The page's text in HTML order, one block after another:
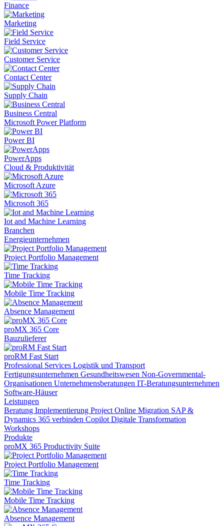
Finance
Marketing
Field Service
Customer Service
Contact Center
Supply Chain
Business Central
Microsoft Power Platform
Power BI
PowerApps
Cloud & Produktivität
Microsoft Azure
Microsoft 365
Iot and Machine Learning
Branchen
Energieunternehmen
Project Portfolio Management
Time Tracking
Mobile Time Tracking
Absence Management
proMX 365 Core
Bauzulieferer
proRM Fast Start
Professional Services Logistik und Transport
Fertigungsunternehmen Gesundheitswesen Non-Governmental-
Organisationen Unternehmensberatungen IT-Beratungsunternehmen
Software-Häuser
Leistungen
Beratung Implementierung Project Online Migration SAP &
Dynamics 365 verbinden Copilot Digitale Transformation
Workshops
Produkte
proMX 365 Productivity Suite
Project Portfolio Management
Time Tracking
Mobile Time Tracking
Absence Management